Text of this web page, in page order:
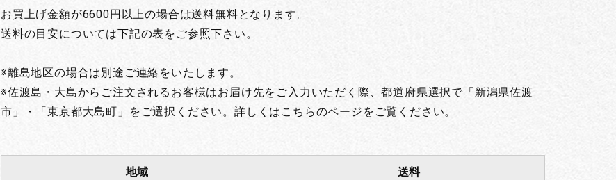
お買上げ金額が6600円以上の場合は送料無料となります。
送料の目安については下記の表をご参照下さい。
※離島地区の場合は別途ご連絡をいたします。
※佐渡島・大島からご注文されるお客様はお届け先をご入力いただく際、都道府県選択で「新潟県佐渡
市」・「東京都大島町」をご選択ください。詳しくはこちらのページをご覧ください。
地域 送料